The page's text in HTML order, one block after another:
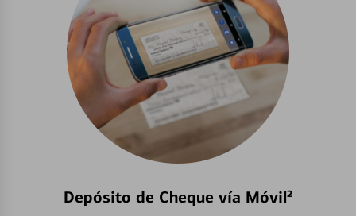
Depósito de Cheque vía Móvil²